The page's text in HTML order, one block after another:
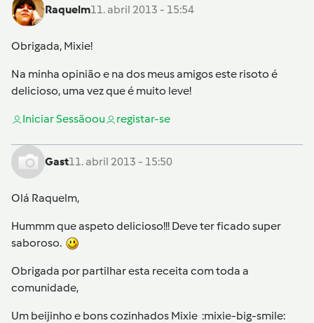
Raquelm11. abril 2013 - 15:54
Obrigada, Mixie!
Na minha opinião e na dos meus amigos este risoto é
delicioso, uma vez que é muito leve!
Iniciar Sessãoou registar-se
Gast11. abril 2013 - 15:50
Olá Raquelm,
Hummm que aspeto delicioso!!! Deve ter ficado super
saboroso.
Obrigada por partilhar esta receita com toda a
comunidade,
Um beijinho e bons cozinhados Mixie :mixie-big-smile: